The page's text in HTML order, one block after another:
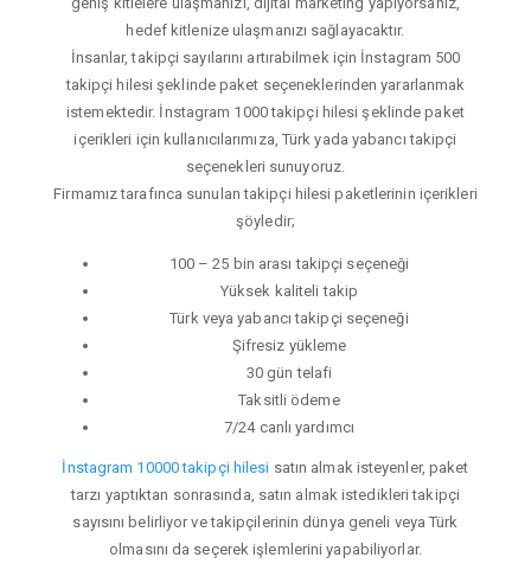
hedef kitlenize ulaşmanızı sağlayacaktır.
İnsanlar, takipçi sayılarını artırabilmek için İnstagram 500
takipçi hilesi şeklinde paket seçeneklerinden yararlanmak
istemektedir. İnstagram 1000 takipçi hilesi şeklinde paket
içerikleri için kullanıcılarımıza, Türk yada yabancı takipçi
seçenekleri sunuyoruz.
Firmamız tarafınca sunulan takipçi hilesi paketlerinin içerikleri
şöyledir;
100 – 25 bin arası takipçi seçeneği
Yüksek kaliteli takip
Türk veya yabancı takipçi seçeneği
Şifresiz yükleme
30 gün telafi
Taksitli ödeme
7/24 canlı yardımcı
İnstagram 10000 takipçi hilesi satın almak isteyenler, paket
tarzı yaptıktan sonrasında, satın almak istedikleri takipçi
sayısını belirliyor ve takipçilerinin dünya geneli veya Türk
olmasını da seçerek işlemlerini yapabiliyorlar.